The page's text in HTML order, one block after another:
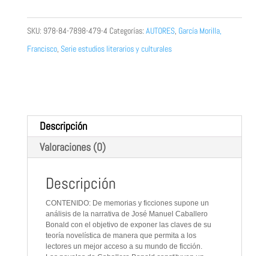
Manuel
Caballero
Bonald
SKU: 978-84-7898-479-4 Categorías: AUTORES, García Morilla,
Francisco, Serie estudios literarios y culturales
Descripción
Valoraciones (0)
Descripción
CONTENIDO: De memorias y ficciones supone un
análisis de la narrativa de José Manuel Caballero
Bonald con el objetivo de exponer las claves de su
teoría novelística de manera que permita a los
lectores un mejor acceso a su mundo de ficción.